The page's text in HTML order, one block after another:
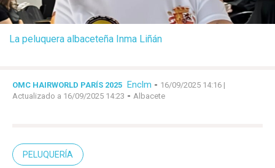
La peluquera albaceteña Inma Liñán
OMC HAIRWORLD PARÍS 2025 Enclm - 16/09/2025 14:16 |
Actualizado a 16/09/2025 14:23 - Albacete
PELUQUERÍA